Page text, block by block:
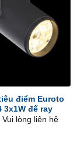
điểm Euroto
3x1W đế ray
lòng liên hệ